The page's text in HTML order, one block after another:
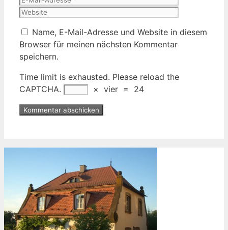
Name, E-Mail-Adresse und Website in diesem
Browser für meinen nächsten Kommentar
speichern.
Time limit is exhausted. Please reload the
CAPTCHA.
× vier = 24